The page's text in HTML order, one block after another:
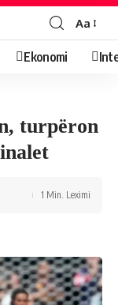
Aa
Ekonomi
turpëron
1 Min. Leximi